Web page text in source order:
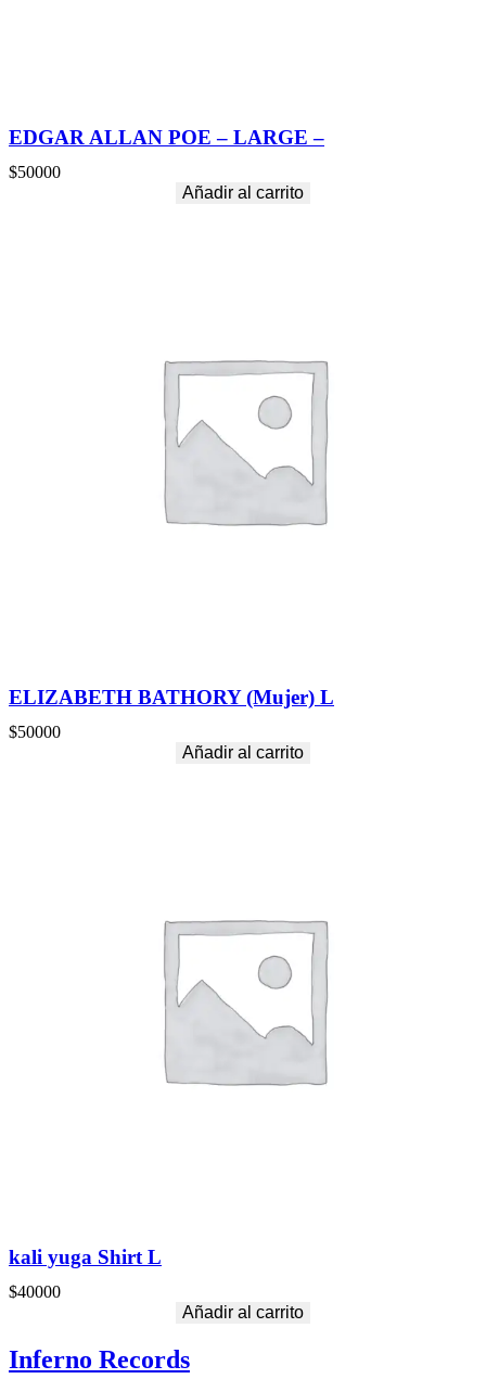
EDGAR ALLAN POE – LARGE –
$50000
Añadir al carrito
ELIZABETH BATHORY (Mujer) L
$50000
Añadir al carrito
kali yuga Shirt L
$40000
Añadir al carrito
Inferno Records